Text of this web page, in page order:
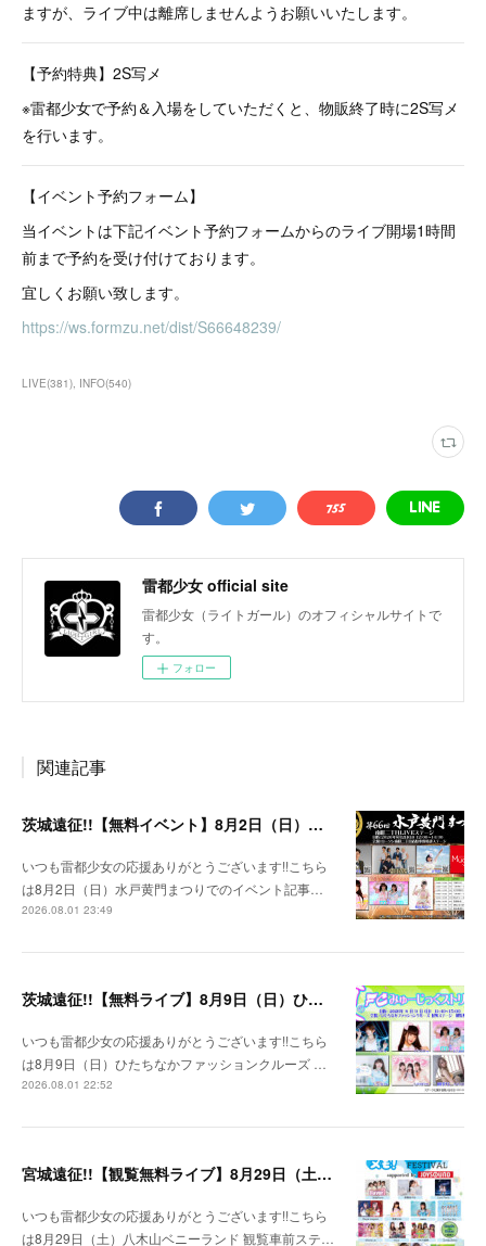
ますが、ライブ中は離席しませんようお願いいたします。
【予約特典】2S写メ
※雷都少女で予約＆入場をしていただくと、物販終了時に2S写メ
を行います。
【イベント予約フォーム】
当イベントは下記イベント予約フォームからのライブ開場1時間
前まで予約を受け付けております。
宜しくお願い致します。
https://ws.formzu.net/dist/S66648239/
LIVE(381) INFO(540)
雷都少女 official site
雷都少女（ライトガール）のオフィシャルサイトで
す。
フォロー
関連記事
茨城遠征!!【無料イベント】8月2日（日）水戸黄門まつり
いつも雷都少女の応援ありがとうございます!!こちら
は8月2日（日）水戸黄門まつりでのイベント記事…
2026.08.01 23:49
茨城遠征!!【無料ライブ】8月9日（日）ひたちなかファッションクルーズ 野外ステージ
いつも雷都少女の応援ありがとうございます!!こちら
は8月9日（日）ひたちなかファッションクルーズ …
2026.08.01 22:52
宮城遠征!!【観覧無料ライブ】8月29日（土）八木山ベニーランド
いつも雷都少女の応援ありがとうございます!!こちら
は8月29日（土）八木山ベニーランド 観覧車前ステ…